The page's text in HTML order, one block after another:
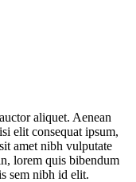
aliquet. Aenean
elit consequat ipsum,
amet nibh vulputate
lorem quis bibendum
sem nibh id elit.